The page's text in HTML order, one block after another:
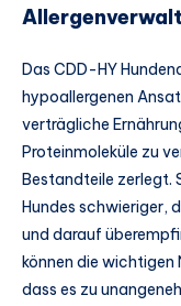
Das CDD-HY
hypoallergenen
verträgliche
Proteinmoleküle zu
Bestandteile zerlegt.
Hundes schwieriger,
und darauf
können die
dass es zu